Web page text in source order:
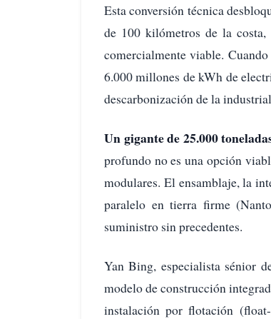
Esta conversión técnica
de 100 kilómetros de la
comercialmente viable.
6.000 millones de kWh de
descarbonización de la
Un gigante de 25.000
profundo no es una opción
modulares. El ensamblaje, la
paralelo en tierra firme
suministro sin precedentes.
Yan Bing, especialista sénior
modelo de construcción
instalación por flotación